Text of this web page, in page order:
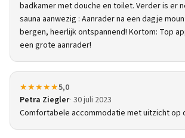
badkamer met douche en toilet. Verder is er
sauna aanwezig : Aanrader na een dagje
bergen, heerlijk ontspannend! Kortom: Top
een grote aanrader!
★★★★★5,0
Petra Ziegler 30 juli 2023
Comfortabele accommodatie met uitzicht op